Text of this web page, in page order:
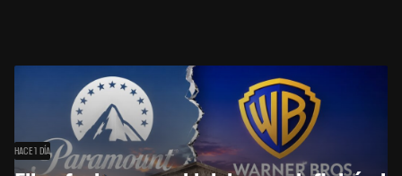
HACE 1 DÍA